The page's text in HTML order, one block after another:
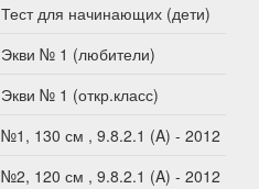
Тест для начинающих (дети)
Экви № 1 (любители)
Экви № 1 (откр.класс)
№1, 130 см , 9.8.2.1 (A) - 2012
№2, 120 см , 9.8.2.1 (A) - 2012